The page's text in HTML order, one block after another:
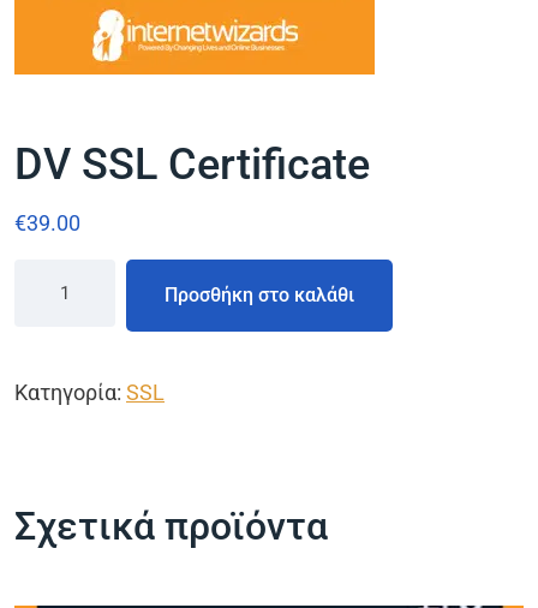
DV SSL Certificate
€39.00
Προσθήκη στο καλάθι
Κατηγορία: SSL
Σχετικά προϊόντα